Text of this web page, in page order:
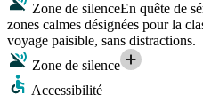
Zone de silenceEn quête de
zones calmes désignées pour la
voyage paisible, sans distractions.
Zone de silence
Accessibilité